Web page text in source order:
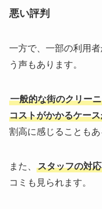
悪い評判
一方で、一部の利用
う声もあります。
一般的な街のクリー
コストがかかるケー
割高に感じることもあ
また、 スタッフの対
コミも見られます。